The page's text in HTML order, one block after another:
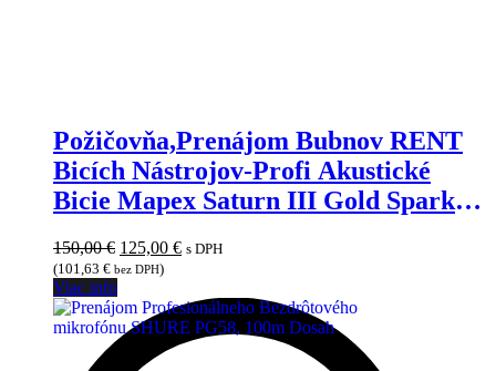
Požičovňa,Prenájom Bubnov RENT
Bicích Nástrojov-Profi Akustické
Bicie Mapex Saturn III Gold Sparkle-
150,00€ Pôvodná
cena
150,00 €.
125,00 €Aktuálna
125,00 €.
s DPH
(101,63 € bez DPH)
Viac info